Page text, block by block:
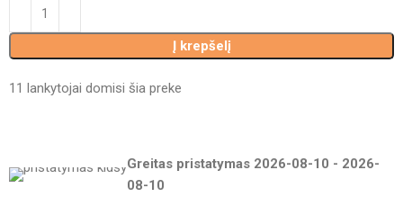
Į krepšelį
11 lankytojai domisi šia preke
Greitas pristatymas 2026-08-10 - 2026-
08-10